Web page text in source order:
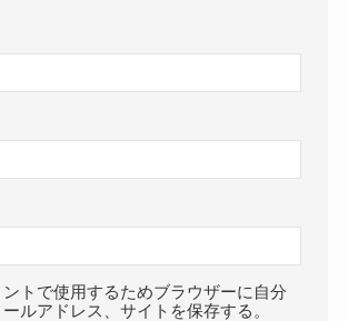
トで使用するためブラウザーに自分
ルアドレス、サイトを保存する。